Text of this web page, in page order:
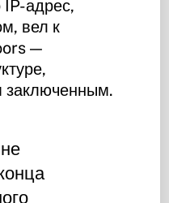
адрес,
вел к
—